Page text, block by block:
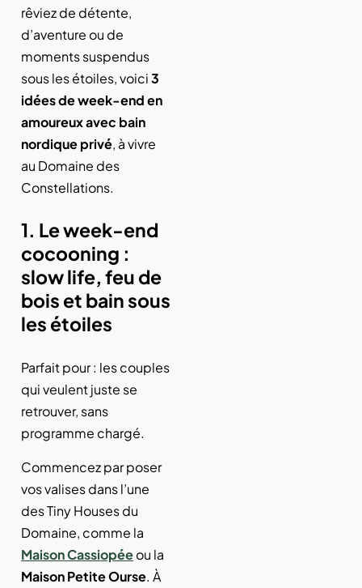
rêviez de détente,
d’aventure ou de
moments suspendus
sous les étoiles, voici3
idées de week-end en
amoureux avec bain
nordique privé, à vivre
au Domaine des
Constellations.
1. Le week-end
cocooning :
slow life, feu de
bois et bain sous
les étoiles
Parfait pour : les couples
qui veulent juste se
retrouver, sans
programme chargé.
Commencez par poser
vos valises dans l’une
des Tiny Houses du
Domaine, comme la
Maison Cassiopéeou la
Maison Petite Ourse. À